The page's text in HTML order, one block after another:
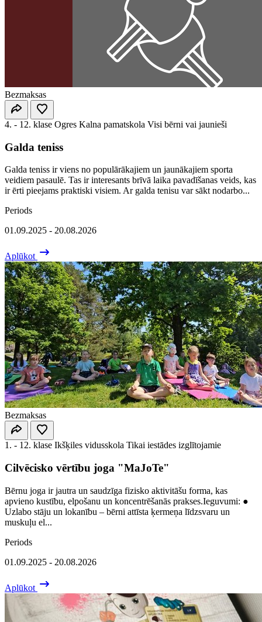
Bezmaksas
4. - 12. klase Ogres Kalna pamatskola Visi bērni vai jaunieši
Galda teniss
Galda teniss ir viens no populārākajiem un jaunākajiem sporta
veidiem pasaulē. Tas ir interesants brīvā laika pavadīšanas veids, kas
ir ērti pieejams praktiski visiem. Ar galda tenisu var sākt nodarbo...
Periods
01.09.2025 - 20.08.2026
Aplūkot
Bezmaksas
1. - 12. klase Ikšķiles vidusskola Tikai iestādes izglītojamie
Cilvēcisko vērtību joga "MaJoTe"
Bērnu joga ir jautra un saudzīga fizisko aktivitāšu forma, kas
apvieno kustību, elpošanu un koncentrēšanās prakses.Ieguvumi: ●
Uzlabo stāju un lokanību – bērni attīsta ķermeņa līdzsvaru un
muskuļu el...
Periods
01.09.2025 - 20.08.2026
Aplūkot